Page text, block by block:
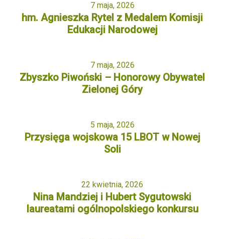
7 maja, 2026
hm. Agnieszka Rytel z Medalem Komisji
Edukacji Narodowej
7 maja, 2026
Zbyszko Piwoński – Honorowy Obywatel
Zielonej Góry
5 maja, 2026
Przysięga wojskowa 15 LBOT w Nowej
Soli
22 kwietnia, 2026
Nina Mandziej i Hubert Sygutowski
laureatami ogólnopolskiego konkursu